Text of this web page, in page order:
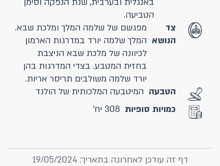
הטביעה.
צד
הנושא
מפגשם של שלמה המלך ומלכת שבא.
המלך שלמה יורד במדרגות הארמון
לכיוונה של מלכת שבא הניצבת
בחזית המטבע. בצדי המדרגות בהן
יורד שלמה משולבים תריסר אריות.
הטבעה המיטבעה המלכותית של הולנד
כמויות סופיות 308 יח'
דף זה עודכן לאחרונה בתאריך: 19/05/2024